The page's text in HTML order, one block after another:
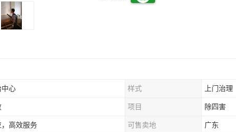
中心 样式 上门治理
项目 除四害
高效服务 可售卖地 广东